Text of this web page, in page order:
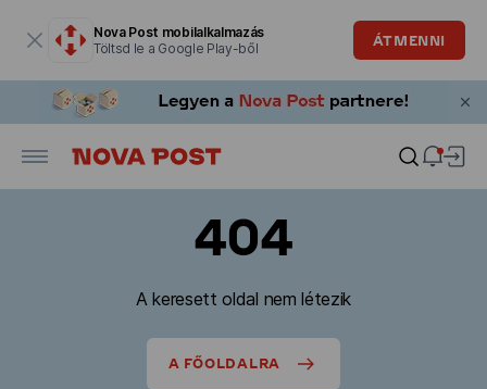
Nova Post mobilalkalmazás
Töltsd le a Google Play-ből
ÁTMENNI
404
A keresett oldal nem létezik
A FŐOLDALRA